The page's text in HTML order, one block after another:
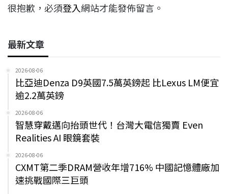
很抱歉，必須登入網站才能發佈留言。
最新文章
2026-08-06
比亞迪Denza D9英國7.5萬英鎊起 比Lexus LM便宜
逾2.2萬英鎊
2026-08-06
智慧穿戴邁向抬頭世代！台灣大電信獨賣 Even
Realities AI 眼鏡套裝
2026-08-06
CXMT第二季DRAM營收年增716% 中國記憶體廠加
速挑戰國際三巨頭